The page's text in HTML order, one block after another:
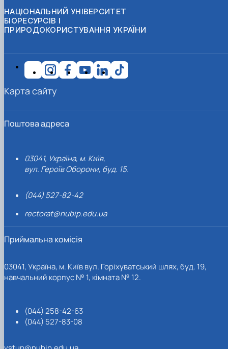
НАЦІОНАЛЬНИЙ УНІВЕРСИТЕТ
БІОРЕСУРСІВ І
ПРИРОДОКОРИСТУВАННЯ УКРАЇНИ
Поштова адреса
03041, Україна, м. Київ,
вул. Героїв Оборони, буд. 15.
(044) 527-82-42
rectorat@nubip.edu.ua
Приймальна комісія
03041, Україна, м. Київ вул. Горіхуватський шлях, буд. 19,
навчальний корпус № 1, кімната № 12.
(044) 258-42-63
(044) 527-83-08
Карта сайту